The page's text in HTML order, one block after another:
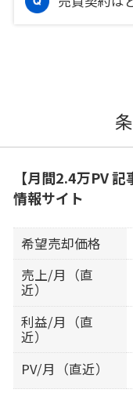
【月間2.4万PV
情報サイト
希望売却価格
売上/月（直
近）
利益/月（直
近）
PV/月（直近）